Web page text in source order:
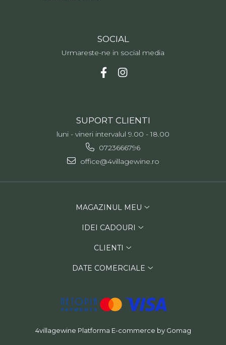
SOCIAL
Urmareste-ne in social media
SUPORT CLIENTI
luni - vineri intervalul 9.00 - 18.00
0723666796
office@4villagewine.ro
MAGAZINUL MEU
IDEI CADOURI
CLIENTI
DATE COMERCIALE
4villagewine Platforma E-commerce by Gomag